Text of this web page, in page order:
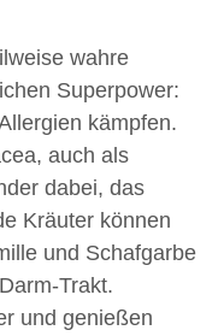
wahre
Superpower:
kämpfen.
auch als
dabei, das
Kräuter können
und Schafgarbe
Trakt.
und genießen